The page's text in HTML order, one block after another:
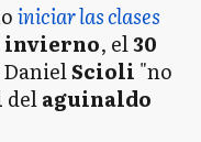
iniciar las clases
invierno, el30
DanielScioli "no
delaguinaldo